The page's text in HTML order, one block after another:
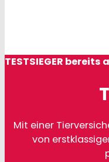
TESTSIEGER
Mit einer
von